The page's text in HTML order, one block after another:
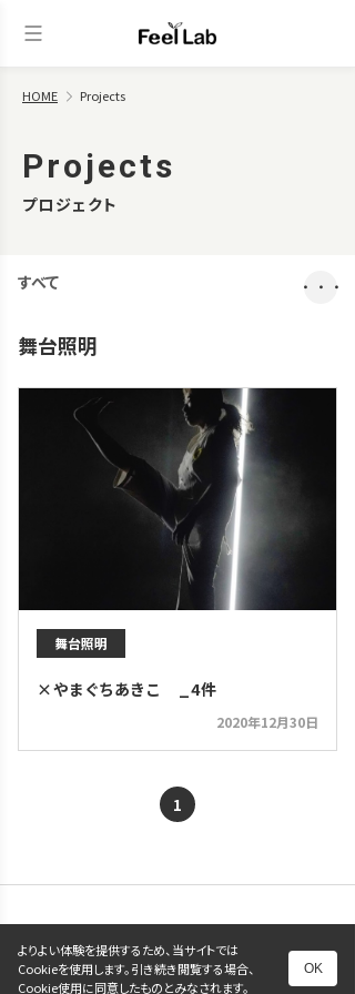
HOME Projects
Projects
プロジェクト
すべて ・・・
舞台照明
舞台照明
×やまぐちあきこ _4件
2020年12月30日
1
ホーム
プロダクト
よりよい体験を提供するため、当サイトでは
Cookieを使用します。引き続き閲覧する場合、
Cookie使用に同意したものとみなされます。
OK